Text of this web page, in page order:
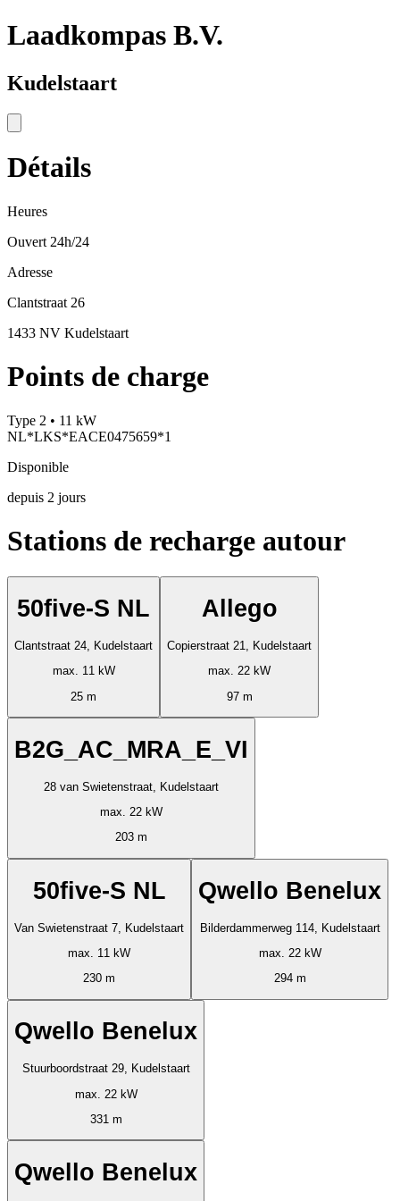
Laadkompas B.V.
Kudelstaart
Détails
Heures
Ouvert 24h/24
Adresse
Clantstraat 26
1433 NV Kudelstaart
Points de charge
Type 2 • 11 kW
NL*LKS*EACE0475659*1
Disponible
depuis 2 jours
Stations de recharge autour
50five-S NL
Clantstraat 24, Kudelstaart
max. 11 kW
25 m
Allego
Copierstraat 21, Kudelstaart
max. 22 kW
97 m
B2G_AC_MRA_E_VI
28 van Swietenstraat, Kudelstaart
max. 22 kW
203 m
50five-S NL
Van Swietenstraat 7, Kudelstaart
max. 11 kW
230 m
Qwello Benelux
Bilderdammerweg 114, Kudelstaart
max. 22 kW
294 m
Qwello Benelux
Stuurboordstraat 29, Kudelstaart
max. 22 kW
331 m
Qwello Benelux